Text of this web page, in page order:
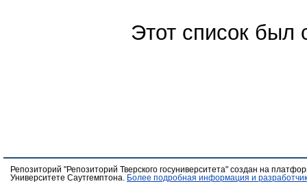
Этот список был
Репозиторий "Репозиторий Тверского госуниверситета" создан на
Университете Саутгемптона.
Более подробная информация и